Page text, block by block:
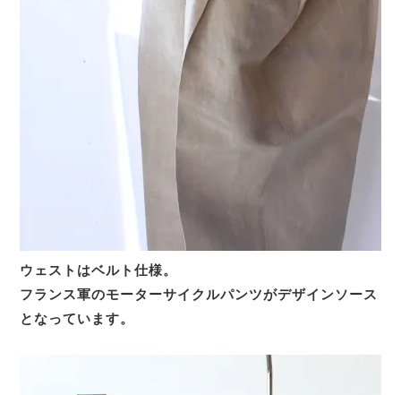
ウェストはベルト仕様。
フランス軍のモーターサイクルパンツがデザインソース
となっています。